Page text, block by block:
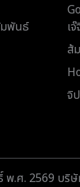
มพันธ์
เ
ส้
จิ
.ศ. 2569 บริษั